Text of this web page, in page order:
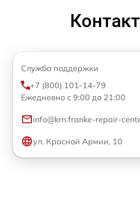
Служба поддержки
+7 (800) 101-14-79
Ежедневно с 9:00 до 21:00
info@krn.franke-repair-
ул. Красной Армии, 10